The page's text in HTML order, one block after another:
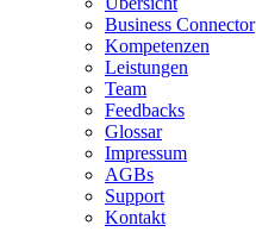
Business Connector
Kompetenzen
Leistungen
Team
Feedbacks
Glossar
Impressum
AGBs
Support
Kontakt